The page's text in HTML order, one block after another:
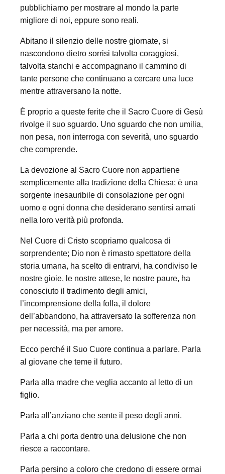
pubblichiamo per mostrare al mondo la parte
migliore di noi, eppure sono reali.
Abitano il silenzio delle nostre giornate, si
nascondono dietro sorrisi talvolta coraggiosi,
talvolta stanchi e accompagnano il cammino di
tante persone che continuano a cercare una luce
mentre attraversano la notte.
È proprio a queste ferite che il Sacro Cuore di Gesù
rivolge il suo sguardo. Uno sguardo che non umilia,
non pesa, non interroga con severità, uno sguardo
che comprende.
La devozione al Sacro Cuore non appartiene
semplicemente alla tradizione della Chiesa; è una
sorgente inesauribile di consolazione per ogni
uomo e ogni donna che desiderano sentirsi amati
nella loro verità più profonda.
Nel Cuore di Cristo scopriamo qualcosa di
sorprendente; Dio non è rimasto spettatore della
storia umana, ha scelto di entrarvi, ha condiviso le
nostre gioie, le nostre attese, le nostre paure, ha
conosciuto il tradimento degli amici,
l’incomprensione della folla, il dolore
dell’abbandono, ha attraversato la sofferenza non
per necessità, ma per amore.
Ecco perché il Suo Cuore continua a parlare. Parla
al giovane che teme il futuro.
Parla alla madre che veglia accanto al letto di un
figlio.
Parla all’anziano che sente il peso degli anni.
Parla a chi porta dentro una delusione che non
riesce a raccontare.
Parla persino a coloro che credono di essere ormai